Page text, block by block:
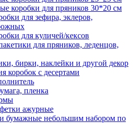
коробки для пряников 30*20 см
для зефира, эклеров,
для куличей/кексов
для пряников, леденцов,
бирки, наклейки и другой декор
коробок с десертами
пленка
ажурные
бумажные небольшим набором по